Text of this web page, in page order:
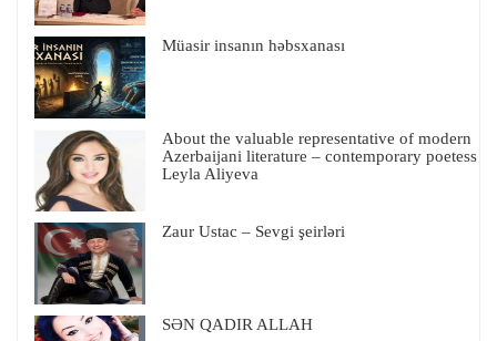
Müasir insanın həbsxanası
About the valuable representative of modern
Azerbaijani literature – contemporary poetess
Leyla Aliyeva
Zaur Ustac – Sevgi şeirləri
SƏN QADIR ALLAH